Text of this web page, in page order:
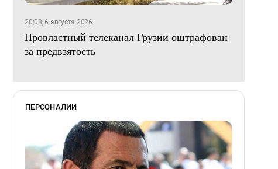
20:08, 6 августа 2026
Провластный телеканал Грузии оштрафован
за предвзятость
ПЕРСОНАЛИИ